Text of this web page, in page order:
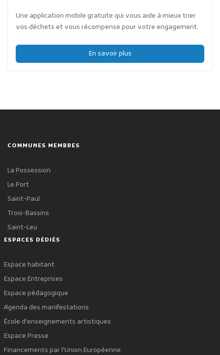
Une application mobile gratuite qui vous aide à mieux trier
vos déchets et vous récompense pour votre engagement.
En savoir plus
COMMUNES MEMBRES
La Possession
Le Port
Saint-Paul
Trois-Bassins
Saint-Leu
ESPACES DÉDIÉS
Espace habitant
Espace Entreprises
Espace pédagogique
Agenda des manifestations
École d'enseignements artistiques
Espace Presse
Financements par l'Union Européenne